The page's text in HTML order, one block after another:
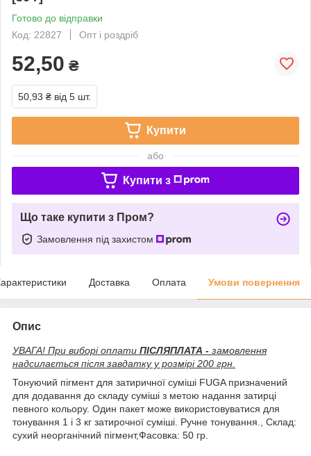
Готово до відправки
Код: 22827
Опт і роздріб
52,50 ₴
50,93 ₴ від 5 шт.
Купити
або
Купити з
Що таке купити з Пром?
Замовлення під захистом
Доставка Оплата Умови повернення
Опис
УВАГА! При виборі оплати ПІСЛЯПЛАТА - замовлення
надсилається після завдатку у розмірі 200 грн.
Тонуючий пігмент для затиричної суміші FUGA призначений
для додавання до складу суміші з метою надання затирці
певного кольору. Один пакет може використовуватися для
тонування 1 і 3 кг затирочної суміші. Ручне тонування., Склад:
сухий неорганічний пігмент,Фасовка: 50 гр.